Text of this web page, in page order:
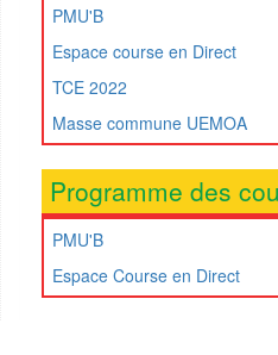
PMU'B
Espace course en Direct
TCE 2022
Masse commune UEMOA
Programme des
PMU'B
Espace Course en Direct